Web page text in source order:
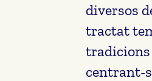
diversos
tractat
centrant-